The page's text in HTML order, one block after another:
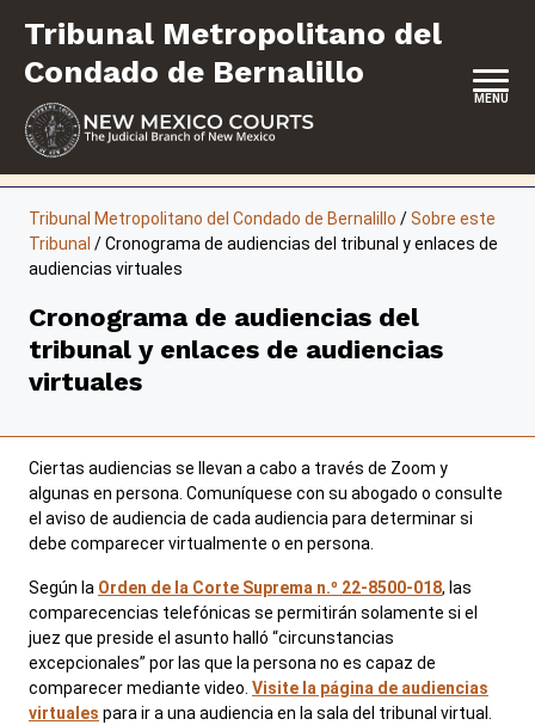
contenido
Tribunal Metropolitano del
Condado de Bernalillo
MENU
UBICACIÓN, HORARIOS DE ATENCIÓN Y CONTACTO
SERVICIO DE JURADO
FORMULARIOS Y EXPEDIENTES
Ofertas de trabajo en el Tribunal Metropolitano
Pago de sanciones y aranceles
Registros públicos
Tribunal Metropolitano del Condado de Bernalillo /Sobre este
Tribunal /Cronograma de audiencias del tribunal y enlaces de
audiencias virtuales
Cronograma de audiencias del
tribunal y enlaces de audiencias
virtuales
Ciertas audiencias se llevan a cabo a través de Zoom y
algunas en persona. Comuníquese con su abogado o consulte
el aviso de audiencia de cada audiencia para determinar si
debe comparecer virtualmente o en persona.
Según la Orden de la Corte Suprema n.º 22-8500-018, las
comparecencias telefónicas se permitirán solamente si el
juez que preside el asunto halló “circunstancias
excepcionales” por las que la persona no es capaz de
comparecer mediante video. Visite la página de audiencias
virtuales para ir a una audiencia en la sala del tribunal virtual.